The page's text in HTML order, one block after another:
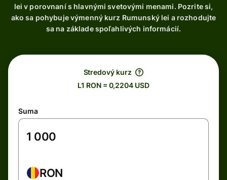
lei v porovnaní s hlavnými svetovými menami. Pozrite si,
ako sa pohybuje výmenný kurz Rumunský lei a rozhodujte
sa na základe spoľahlivých informácií.
Stredový kurz
L1 RON = 0,2204 USD
Suma
RON